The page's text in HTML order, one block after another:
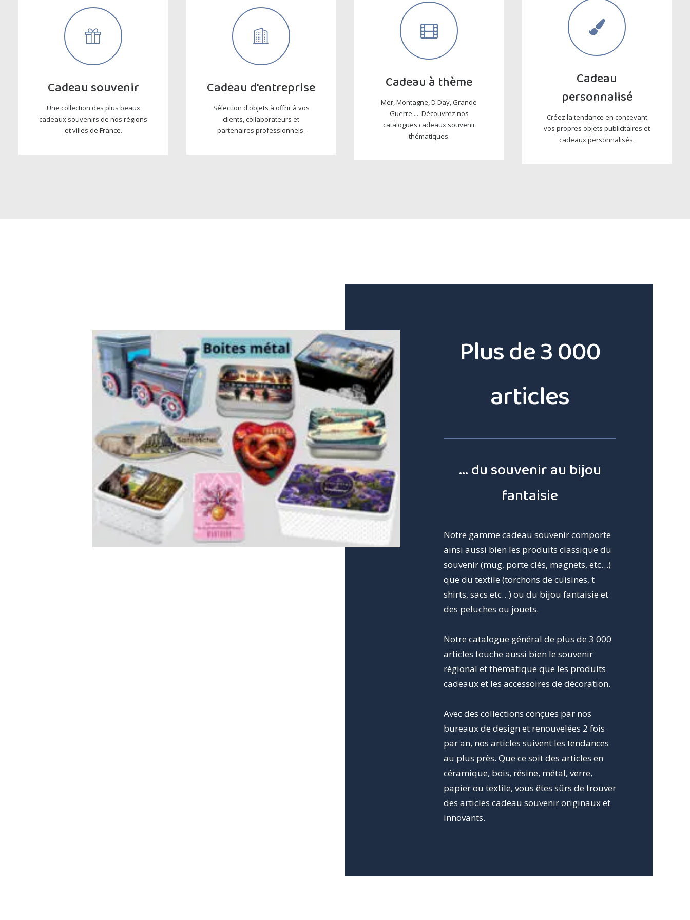
Cadeau souvenir
Une collection des plus beaux
cadeaux souvenirs de nos régions
et villes de France.
Cadeau d'entreprise
Sélection d'objets à offrir à vos
clients, collaborateurs et
partenaires professionnels.
Cadeau à thème
Mer, Montagne, D Day, Grande
Guerre.... Découvrez nos
catalogues cadeaux souvenir
thématiques.
Cadeau
personnalisé
Créez la tendance en concevant
vos propres objets publicitaires et
cadeaux personnalisés.
Plus de 3 000
articles
... du souvenir au bijou
fantaisie
Notre gamme cadeau souvenir comporte
ainsi aussi bien les produits classique du
souvenir (mug, porte clés, magnets, etc…)
que du textile (torchons de cuisines, t
shirts, sacs etc…) ou du bijou fantaisie et
des peluches ou jouets.
Notre catalogue général de plus de 3 000
articles touche aussi bien le souvenir
régional et thématique que les produits
cadeaux et les accessoires de décoration.
Avec des collections conçues par nos
bureaux de design et renouvelées 2 fois
par an, nos articles suivent les tendances
au plus près. Que ce soit des articles en
céramique, bois, résine, métal, verre,
papier ou textile, vous êtes sûrs de trouver
des articles cadeau souvenir originaux et
innovants.